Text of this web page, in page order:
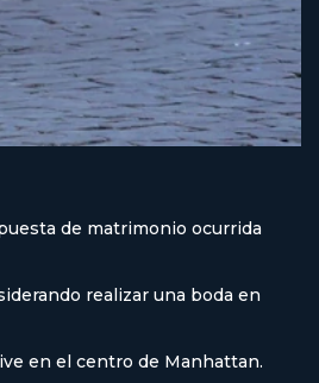
de matrimonio ocurrida
realizar una boda en
en el centro de Manhattan.